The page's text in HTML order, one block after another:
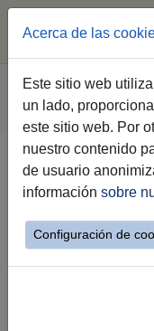
Saltar al contenido
Estás aquí:
Jerez.es Webs
Logros y Avances
Avances y
Acerca de las
Este sitio web
un lado,
este sitio web. Por
nuestro contenido
de usuario
información sobre
Configuración de